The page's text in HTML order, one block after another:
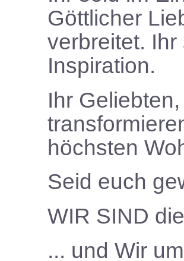
Göttlicher
verbreitet.
Inspiration.
Ihr
höchsten
Seid euch
WIR SIND
... und Wir